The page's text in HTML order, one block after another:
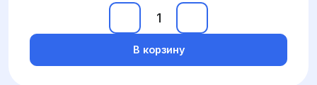
В корзину